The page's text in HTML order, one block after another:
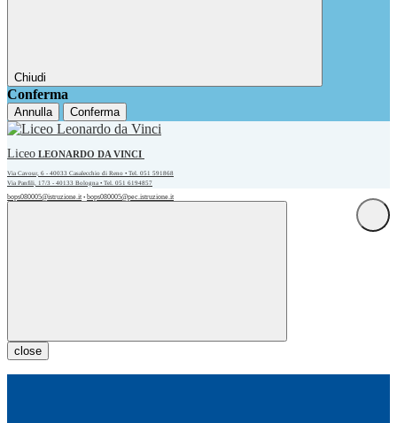
Chiudi
Conferma
Annulla Conferma
Liceo LEONARDO DA VINCI
Via Cavour, 6 - 40033 Casalecchio di Reno • Tel. 051 591868
Via Panfili, 17/3 - 40133 Bologna • Tel. 051 6194857
bops080005@istruzione.it • bops080005@pec.istruzione.it
close